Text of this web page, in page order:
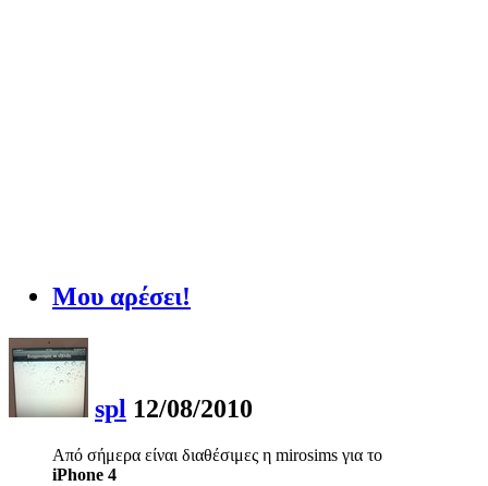
Μου αρέσει!
spl 12/08/2010
Από σήμερα είναι διαθέσιμες η mirosims για το
iPhone 4